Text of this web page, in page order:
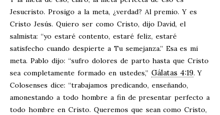
Jesucristo. Prosigo a la meta, ¿verdad? Al premio. Y es
Cristo Jesús. Quiero ser como Cristo, dijo David, el
salmista: “yo estaré contento, estaré feliz, estaré
satisfecho cuando despierte a Tu semejanza.” Esa es mi
meta. Pablo dijo: “sufro dolores de parto hasta que Cristo
sea completamente formado en ustedes,” Gálatas 4:19. Y
Colosenses dice: “trabajamos predicando, enseñando,
amonestando a todo hombre a fin de presentar perfecto a
todo hombre en Cristo. Queremos que sean como Cristo,